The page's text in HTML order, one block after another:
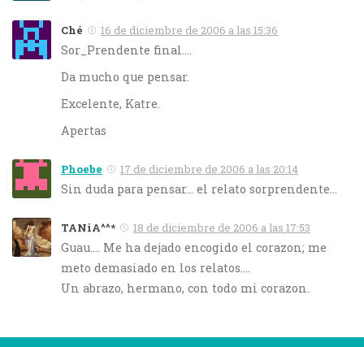
Ché 16 de diciembre de 2006 a las 15:36
Sor_Prendente final….
Da mucho que pensar.
Excelente, Katre.
Apertas
Phoebe 17 de diciembre de 2006 a las 20:14
Sin duda para pensar… el relato sorprendente…
TANiA^^* 18 de diciembre de 2006 a las 17:53
Guau…. Me ha dejado encogido el corazon; me
meto demasiado en los relatos….
Un abrazo, hermano, con todo mi corazon.